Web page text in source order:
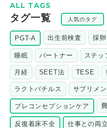
ALL TAGS
タグ一覧 人気のタグ
PGT-A 出生前検査 採卵
睡眠 パートナー ステッ
月経 SEET法 TESE
ラクトバチルス サプリメン
プレコンセプションケア
反復着床不全 仕事との両立